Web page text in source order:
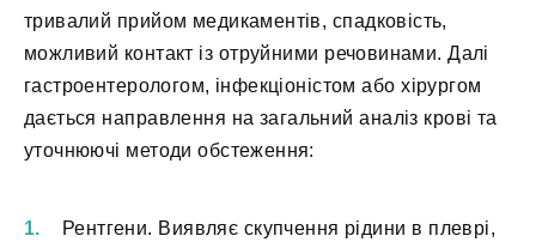
тривалий прийом медикаментів, спадковість,
можливий контакт із отруйними речовинами. Далі
гастроентерологом, інфекціоністом або хірургом
дається направлення на загальний аналіз крові та
уточнюючі методи обстеження:
Рентгени. Виявляє скупчення рідини в плеврі,